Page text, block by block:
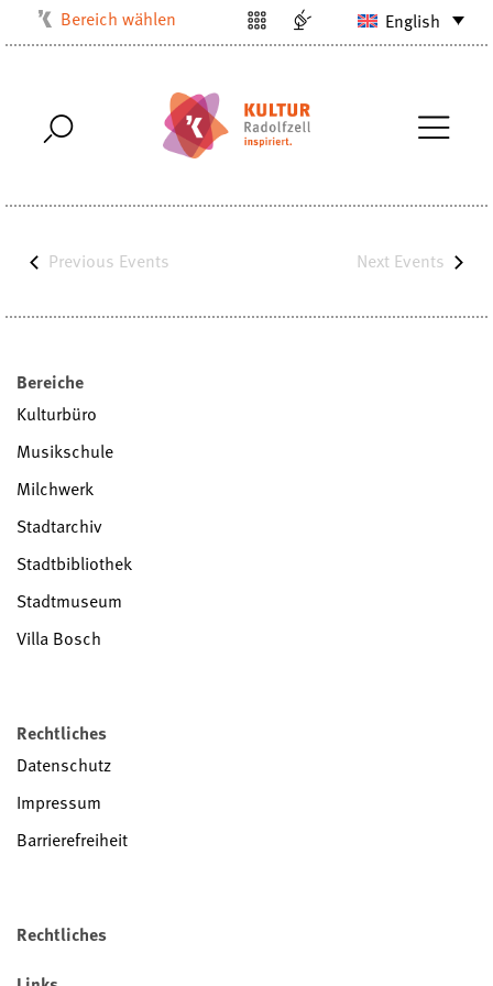
Bereich wählen
Musikschule
Stadtmuseum
Stadtbibliothek
Radolfzell1200
English
Previous Events Next Events
Bereiche
Kulturbüro
Musikschule
Milchwerk
Stadtarchiv
Stadtbibliothek
Stadtmuseum
Villa Bosch
Rechtliches
Datenschutz
Impressum
Barrierefreiheit
Rechtliches